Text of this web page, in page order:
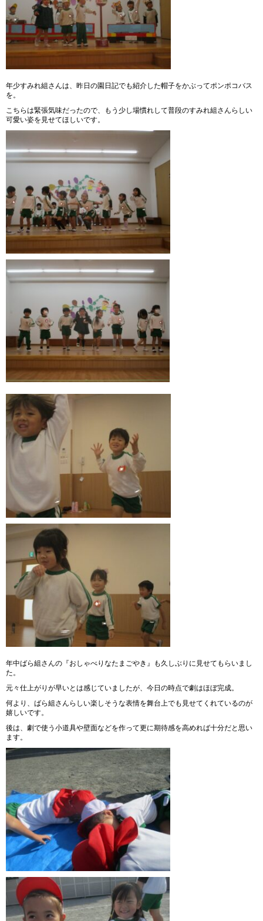
年少すみれ組さんは、昨日の園日記でも紹介した帽子をかぶってポンポコバス
を。
こちらは緊張気味だったので、もう少し場慣れして普段のすみれ組さんらしい
可愛い姿を見せてほしいです。
年中ばら組さんの『おしゃべりなたまごやき』も久しぶりに見せてもらいまし
た。
元々仕上がりが早いとは感じていましたが、今日の時点で劇はほぼ完成。
何より、ばら組さんらしい楽しそうな表情を舞台上でも見せてくれているのが
嬉しいです。
後は、劇で使う小道具や壁面などを作って更に期待感を高めれば十分だと思い
ます。